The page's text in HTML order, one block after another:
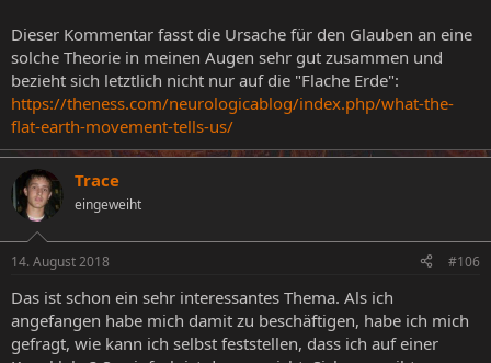
Dieser Kommentar fasst die Ursache für den Glauben an eine
solche Theorie in meinen Augen sehr gut zusammen und
bezieht sich letztlich nicht nur auf die "Flache Erde":
https://theness.com/neurologicablog/index.php/what-the-
flat-earth-movement-tells-us/
Trace
eingeweiht
14. August 2018 #106
Das ist schon ein sehr interessantes Thema. Als ich
angefangen habe mich damit zu beschäftigen, habe ich mich
gefragt, wie kann ich selbst feststellen, dass ich auf einer